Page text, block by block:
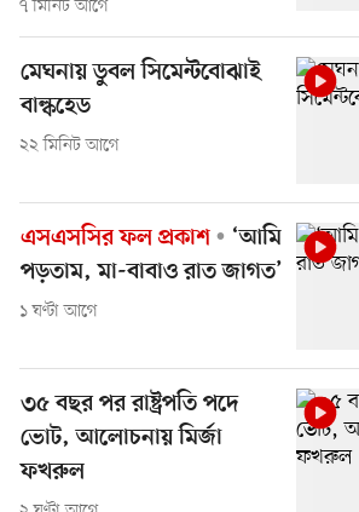
৭ মিনিট আগে
মেঘনায় ডুবল সিমেন্টবোঝাই
বাল্কহেড
২২ মিনিট আগে
এসএসসির ফল প্রকাশ
‘আমি
পড়তাম, মা-বাবাও রাত জাগত’
১ ঘণ্টা আগে
৩৫ বছর পর রাষ্ট্রপতি পদে
ভোট, আলোচনায় মির্জা
ফখরুল